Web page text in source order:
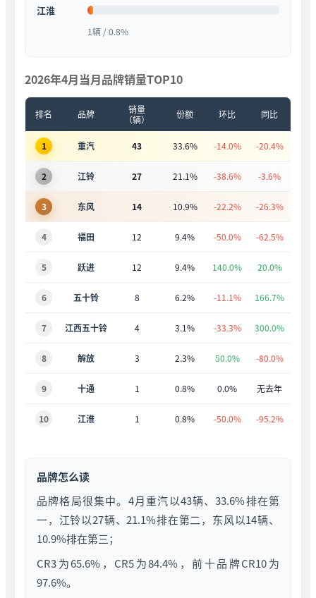
江淮
1辆 / 0.8%
2026年4月当月品牌销量TOP10
排名 品牌
销量
（辆）
份额 环比 同比
1 重汽 43 33.6% -14.0% -20.4%
2 江铃 27 21.1% -38.6% -3.6%
3 东风 14 10.9% -22.2% -26.3%
4 福田 12 9.4% -50.0% -62.5%
5 跃进 12 9.4% 140.0% 20.0%
6 五十铃 8 6.2% -11.1% 166.7%
7 江西五十铃 4 3.1% -33.3% 300.0%
8 解放 3 2.3% 50.0% -80.0%
9 十通 1 0.8% 0.0% 无去年
10 江淮 1 0.8% -50.0% -95.2%
品牌怎么读
品牌格局很集中。4月重汽以43辆、33.6%排在第
一，江铃以27辆、21.1%排在第二，东风以14辆、
10.9%排在第三；
CR3为65.6%，CR5为84.4%，前十品牌CR10为
97.6%。